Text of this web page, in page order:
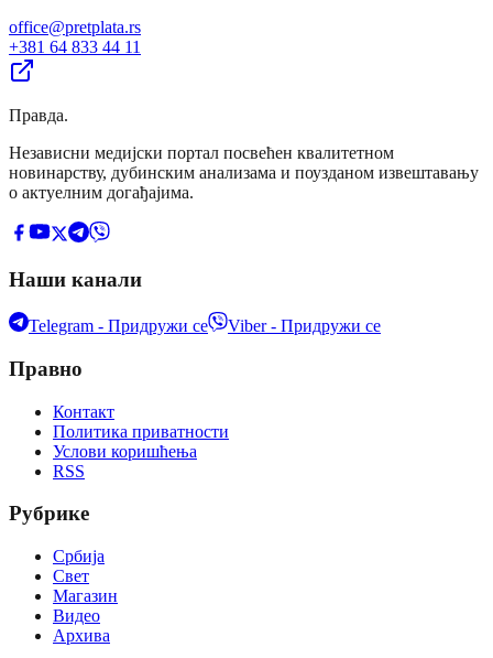
office@pretplata.rs
+381 64 833 44 11
Правда.
Независни медијски портал посвећен квалитетном
новинарству, дубинским анализама и поузданом извештавању
о актуелним догађајима.
Наши канали
Telegram - Придружи се Viber - Придружи се
Правно
Контакт
Политика приватности
Услови коришћења
RSS
Рубрике
Србија
Свет
Магазин
Видео
Архива